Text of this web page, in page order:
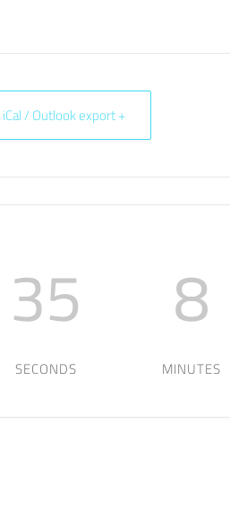
+ iCal / Outlook export
8
MINUTES
35
SECONDS